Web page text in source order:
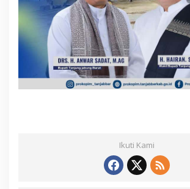
Ikuti Kami